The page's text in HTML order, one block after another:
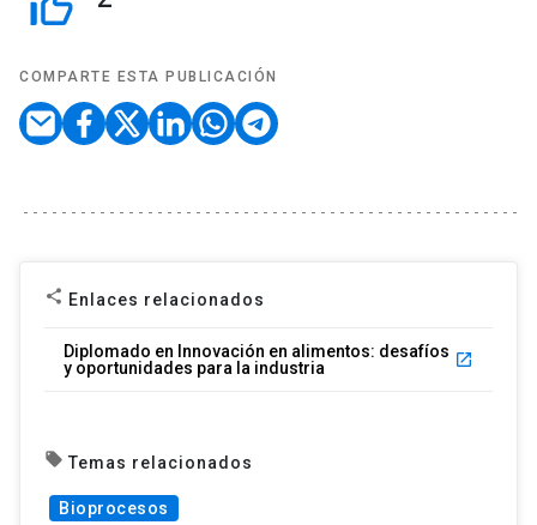
COMPARTE ESTA PUBLICACIÓN
share Enlaces relacionados
Diplomado en Innovación en alimentos: desafíos
y oportunidades para la industria
launch
local_offer Temas relacionados
Bioprocesos